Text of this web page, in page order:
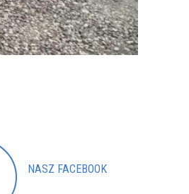
NASZ FACEBOOK